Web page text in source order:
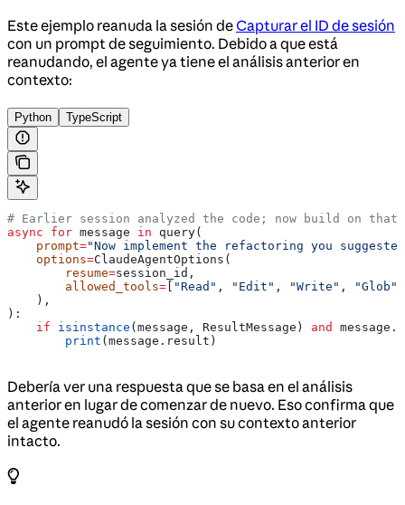
Este ejemplo reanuda la sesión deCapturar el ID de sesión
con un prompt de seguimiento. Debido a que está
reanudando, el agente ya tiene el análisis anterior en
contexto:
Python TypeScript
# Earlier session analyzed the code; now build on that
async for message in query(
    prompt
="Now implement the refactoring you
    options
=ClaudeAgentOptions(
        resume
=session_id,
        allowed_tools
= "Read" , "Edit" , "Write" , "Glob"
    ),
):
    if
isinstance (message, ResultMessage) and
        print
(message.result)
Debería ver una respuesta que se basa en el análisis
anterior en lugar de comenzar de nuevo. Eso confirma que
el agente reanudó la sesión con su contexto anterior
intacto.